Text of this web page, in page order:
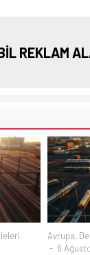
REKLAM
Avrupa,
6